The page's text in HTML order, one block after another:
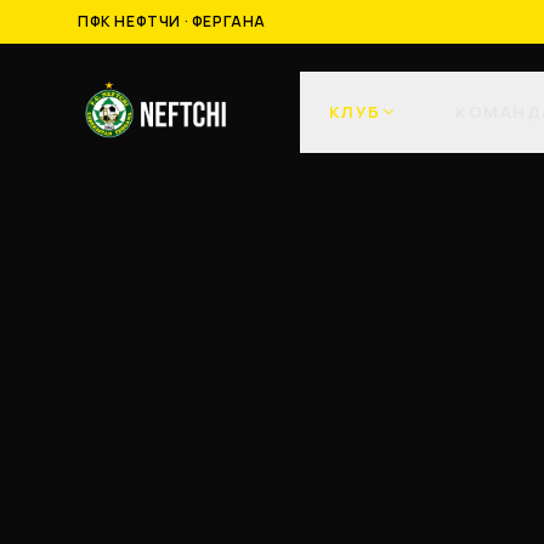
ПФК НЕФТЧИ · ФЕРГАНА
КЛУБ